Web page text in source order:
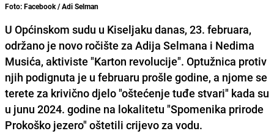
Foto: Facebook / Adi Selman
U Općinskom sudu u Kiseljaku danas, 23. februara,
održano je novo ročište za Adija Selmana i Nedima
Musića, aktiviste "Karton revolucije". Optužnica protiv
njih podignuta je u februaru prošle godine, a njome se
terete za krivično djelo "oštećenje tuđe stvari" kada su
u junu 2024. godine na lokalitetu "Spomenika prirode
Prokoško jezero" oštetili crijevo za vodu.